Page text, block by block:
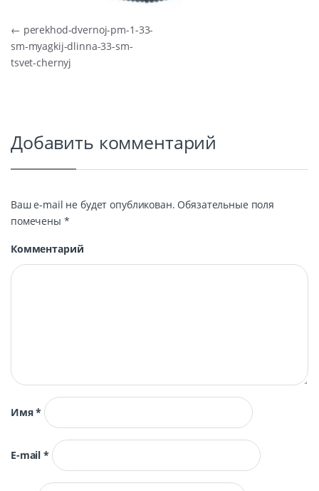
Навигация по записям
← perekhod-dvernoj-pm-1-33-
sm-myagkij-dlinna-33-sm-
tsvet-chernyj
Добавить комментарий
Ваш e-mail не будет опубликован. Обязательные поля
помечены *
Комментарий
Имя*
E-mail*